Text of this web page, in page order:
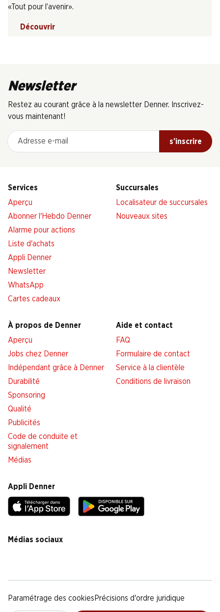
«Tout pour l’avenir».
Découvrir
Newsletter
Restez au courant grâce à la newsletter Denner. Inscrivez-
vous maintenant!
Adresse e-mail
s’inscrire
Services
Aperçu
Abonner l'Hebdo Denner
Alarme pour actions
Liste d'achats
Appli Denner
Newsletter
WhatsApp
Cartes cadeaux
Succursales
Localisateur de succursales
Nouveaux sites
À propos de Denner
Aperçu
Jobs chez Denner
Indépendant grâce à Denner
Durabilité
Sponsoring
Qualité
Publicités
Code de conduite et
signalement
Médias
Aide et contact
FAQ
Formulaire de contact
Service à la clientèle
Conditions de livraison
Appli Denner
Médias sociaux
Paramétrage des cookies Précisions d'ordre juridique
Déclaration de protection des donnéesNotice légaleCG